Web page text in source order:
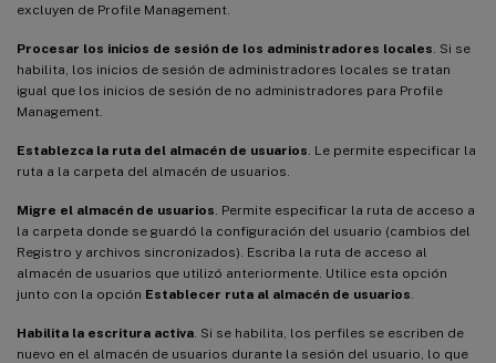
excluyen de Profile Management.
Procesar los inicios de sesión de los administradores locales . Si se
habilita, los inicios de sesión de administradores locales se tratan
igual que los inicios de sesión de no administradores para Profile
Management.
Establezca la ruta del almacén de usuarios . Le permite especificar la
ruta a la carpeta del almacén de usuarios.
Migre el almacén de usuarios . Permite especificar la ruta de acceso a
la carpeta donde se guardó la configuración del usuario (cambios del
Registro y archivos sincronizados). Escriba la ruta de acceso al
almacén de usuarios que utilizó anteriormente. Utilice esta opción
junto con la opción Establecer ruta al almacén de usuarios
Habilita la escritura activa . Si se habilita, los perfiles se escriben de
nuevo en el almacén de usuarios durante la sesión del usuario, lo que